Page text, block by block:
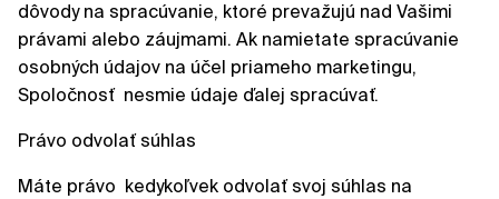
dôvody na spracúvanie, ktoré prevažujú nad Vašimi
právami alebo záujmami. Ak namietate spracúvanie
osobných údajov na účel priameho marketingu,
Spoločnosť nesmie údaje ďalej spracúvať.
Právo odvolať súhlas
Máte právo kedykoľvek odvolať svoj súhlas na